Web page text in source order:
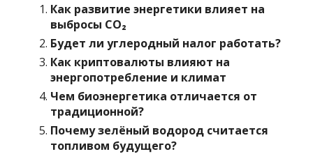
Как развитие энергетики влияет на
выбросы CO₂
Будет ли углеродный налог работать?
Как криптовалюты влияют на
энергопотребление и климат
Чем биоэнергетика отличается от
традиционной?
Почему зелёный водород считается
топливом будущего?